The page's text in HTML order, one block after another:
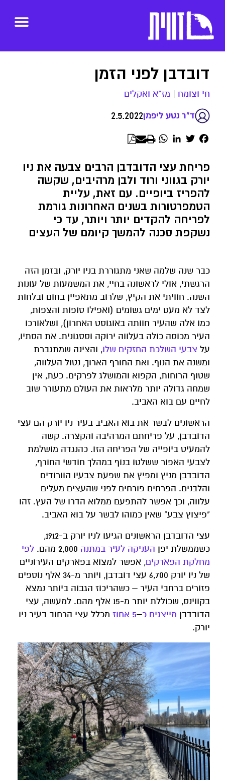
דובדבן לפני הזמן
חי וצומח | מז"א ואקלים
ד"ר נטע ליפמן2.5.2022
Facebook
Twitter
LinkedIn
WhatsApp
פריחת עצי הדובדבן הרבים צבעה את ניו
יורק בגווני ורוד ולבן מרהיבים, שקשה
להפריז ביופיים. עם זאת, עליית
הטמפרטורות בשנים האחרונות גורמת
לפריחה להקדים יותר ויותר, עד כי
נשקפת סכנה להמשך קיומם של העצים
כבר שנה שלמה שאני מתגוררת בניו יורק, ובזמן הזה
הרגשתי, אולי לראשונה בחיי, את המשמעות של עונות
השנה. חוויתי את הקיץ, שלרוב מתאפיין בחום ובלחות
לצד לא מעט ימים גשומים (ואפילו סופות והצפות,
כמו אלה שהעיר חוותה באוגוסט האחרון), ושלאורכו
העיר מכוסה כולה בעלווה ירוקה וססגונית. את הסתיו,
על צבעי השלכת החזקים שלו, והצינה שמתגברת
ומשנה את הנוף. ואת החורף הארוך, נטול העלווה,
שטוף הרוחות, הקפוא והמושלג לפרקים. כעת, אין
שמחה גדולה יותר מלראות את העולם מתעורר שוב
לחיים עם בוא האביב.
הראשונים לבשר את בוא האביב בעיר ניו יורק הם עצי
הדובדבן, על פריחתם המרהיבה והקצרה. קשה
להמעיט ביופייה של הפריחה הזו. כהנגדה מושלמת
לצבעי האפור ששלטו בנוף במהלך חודשי החורף,
הדובדבן מניץ ומפיץ את שִפעת צבעיו הוורודים
והלבנים. הפרחים פורחים לפני שהעצים מעלים
עלווה, וכך אפשר להתפעם ממלוא הדרו של העץ. זהו
"פיצוץ צבע" שאין כמוהו לבשר על בוא האביב.
עצי הדובדבן הראשונים הגיעו לניו יורק ב-1912,
כשממשלת יפן העניקה לעיר במתנה
לפי
מחלקת הפארקים, אפשר למצוא בפארקים העירוניים
של ניו יורק 6,700 עצי דובדבן, ויותר מ-34 אלף נוספים
פזורים ברחבי העיר – כשהריכוז הגבוה ביותר נמצא
בקווינס, שכוללת יותר מ-15 אלף מהם. למעשה, עצי
הדובדבן מייצגים כ–5 אחוז
מכלל עצי הרחוב בעיר ניו
יורק.